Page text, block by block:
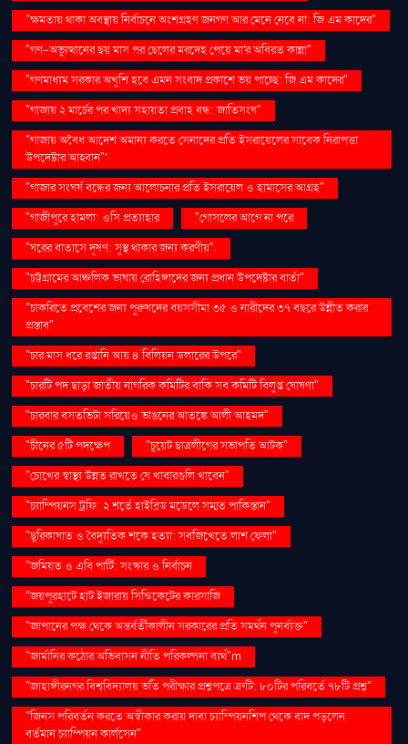
"ক্ষমতায় থাকা অবস্থায় নির্বাচনে অংশগ্রহণ জনগণ আর মেনে নেবে না: জি এম কাদের"
"গণ–অভ্যুত্থানের ছয় মাস পর ছেলের মরদেহ পেয়ে মা'র অবিরত কান্না"
"গণমাধ্যম সরকার অখুশি হবে এমন সংবাদ প্রকাশে ভয় পাচ্ছে: জি এম কাদের"
"গাজায় ২ মার্চের পর খাদ্য সহায়তা প্রবাহ বন্ধ: জাতিসংঘ"
"গাজায় অবৈধ আদেশ অমান্য করতে সেনাদের প্রতি ইসরায়েলের সাবেক নিরাপত্তা
উপদেষ্টার আহ্বান"'
"গাজার সংঘর্ষ বন্ধের জন্য আলোচনার প্রতি ইসরায়েল ও হামাসের আগ্রহ"
"গাজীপুরে হামলা: ওসি প্রত্যাহার
"গোসলের আগে না পরে
"ঘরের বাতাসে দূষণ: সুস্থ থাকার জন্য করণীয়".
"চট্টগ্রামের আঞ্চলিক ভাষায় রোহিঙ্গাদের জন্য প্রধান উপদেষ্টার বার্তা"
"চাকরিতে প্রবেশের জন্য পুরুষদের বয়সসীমা ৩৫ ও নারীদের ৩৭ বছরে উন্নীত করার
প্রস্তাব"
"চার মাস ধরে রপ্তানি আয় ৪ বিলিয়ন ডলারের উপরে"
"চারটি পদ ছাড়া জাতীয় নাগরিক কমিটির বাকি সব কমিটি বিলুপ্ত ঘোষণা"
"চারবার বসতভিটা সরিয়েও ভাঙনের আতঙ্কে আলী আহমদ"
"চীনের ৫টি পদক্ষেপ
"চুয়েট ছাত্রলীগের সভাপতি আটক"
"চোখের স্বাস্থ্য উন্নত রাখতে যে খাবারগুলি খাবেন"
"চ্যাম্পিয়নস ট্রফি: ২ শর্তে হাইব্রিড মডেলে সম্মত পাকিস্তান"
"ছুরিকাঘাত ও বৈদ্যুতিক শকে হত্যা: সবজিখেতে লাশ ফেলা"
"জমিয়ত ও এবি পার্টি: সংস্কার ও নির্বাচন
"জয়পুরহাটে হাট ইজারায় সিন্ডিকেটের কারসাজি
"জাপানের পক্ষ থেকে অন্তর্বর্তীকালীন সরকারের প্রতি সমর্থন পুনর্ব্যক্ত"
"জার্মানির কঠোর অভিবাসন নীতি পরিকল্পনা ব্যর্থ"m
"জাহাঙ্গীরনগর বিশ্ববিদ্যালয় ভর্তি পরীক্ষার প্রশ্নপত্রে ত্রুটি: ৮০টির পরিবর্তে ৭৮টি প্রশ্ন"
"জিনস পরিবর্তন করতে অস্বীকার করায় দাবা চ্যাম্পিয়নশিপ থেকে বাদ পড়লেন
বর্তমান চ্যাম্পিয়ন কার্লসেন"